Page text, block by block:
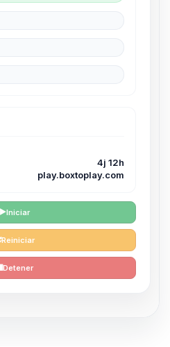
4j 12h
play.boxtoplay.com
Iniciar
Reiniciar
Detener